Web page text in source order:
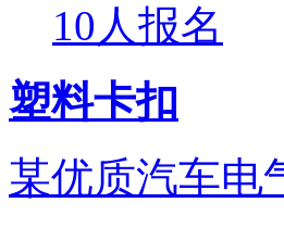
10人报名
塑料卡扣
某优质汽车电